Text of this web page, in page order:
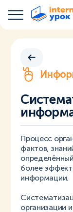
Процесс
фактов,
более
информации.
организации